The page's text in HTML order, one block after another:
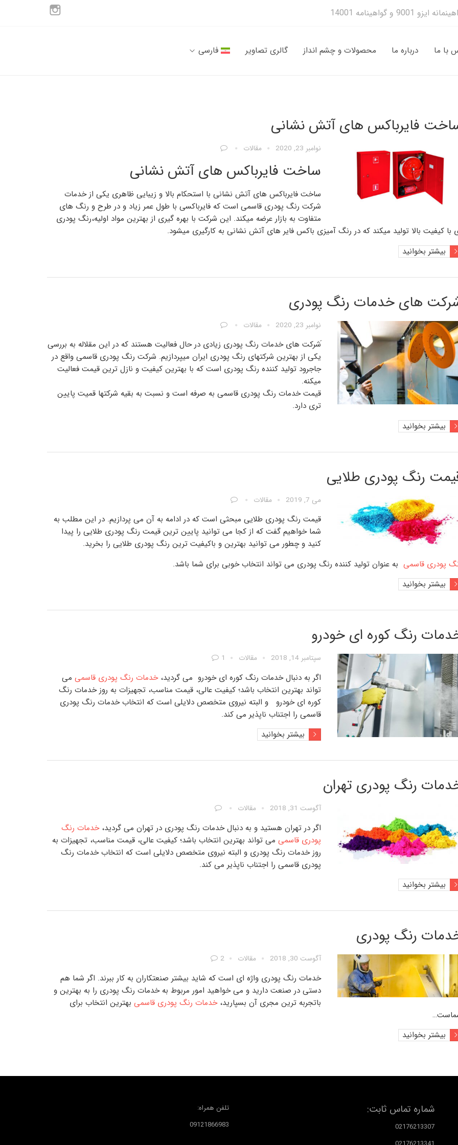
با ما درباره ما محصولات و چشم انداز گالری تصاویر فارسی
فایرباکس های آتش نشانی
نوامبر 23, 2020 مقالات
ساخت فایرباکس های آتش نشانی
ساخت فایرباکس های آتش نشانی با استحکام بالا و زیبایی ظاهری یکی از خدمات
شرکت رنگ پودری قاسمی است که فایرباکسی با طول عمر زیاد و در طرح و رنگ های
متفاوت به بازار عرضه میکند. این شرکت با بهره گیری از بهترین مواد اولیه،رنگ پودری
با کیفیت بالا تولید میکند که در رنگ آمیزی باکس فایر های آتش نشانی به کارگیری میشود.
بیشتر بخوانید
های خدمات رنگ پودری
نوامبر 23, 2020 مقالات
َشرکت های خدمات رنگ پودری زیادی در حال فعالیت هستند که در این مقلاله به بررسی
یکی از بهترین شرکتهای رنگ پودری ایران میپردازیم. شرکت رنگ پودری قاسمی واقع در
جاجرود تولید کننده رنگ پودری است که با بهترین کیفیت و نازل ترین قیمت فعالیت
میکنه.
قیمت خدمات رنگ پودری قاسمی به صرفه است و نسبت به بقیه شرکتها قمیت پایین
تری دارد.
بیشتر بخوانید
رنگ پودری طلایی
می 7, 2019 مقالات
قیمت رنگ پودری طلایی مبحثی است که در ادامه به آن می پردازیم. در این مطلب به
شما خواهیم گفت که از کجا می توانید پایین ترینقیمت رنگ پودری طلایی را پیدا
کنید و چطور می توانید بهترین و باکیفیت ترین رنگ پودری طلایی را بخرید.
پودری قاسمی به عنوان تولید کننده رنگ پودری می تواند انتخاب خوبی برای شما باشد.
بیشتر بخوانید
رنگ کوره ای خودرو
سپتامبر 14, 2018 مقالات 1
اگر به دنبالخدمات رنگ کوره ای خودرو می گردید،خدمات رنگ پودری قاسمی می
تواند بهترین انتخاب باشد؛ کیفیت عالی، قیمت مناسب، تجهیزات به روز خدمات رنگ
کوره ای خودرو
و البته نیروی متخصص دلایلی است که انتخابخدمات رنگ پودری
قاسمی را اجتناب ناپذیر می کند.
بیشتر بخوانید
رنگ پودری تهران
آگوست 31, 2018 مقالات
اگر در تهران هستید و به دنبالخدمات رنگ پودری در تهران می گردید،خدمات رنگ
پودری قاسمی می تواند بهترین انتخاب باشد؛ کیفیت عالی، قیمت مناسب، تجهیزات به
روز خدمات رنگ پودری و البته نیروی متخصص دلایلی است که انتخابخدمات رنگ
پودری قاسمی را اجتناب ناپذیر می کند.
بیشتر بخوانید
رنگ پودری
آگوست 30, 2018 مقالات 2
خدمات رنگ پودری واژه ای است که شاید بیشتر صنعتکاران به کار ببرند. اگر شما هم
دستی در صنعت دارید و می خواهید امور مربوط بهخدمات رنگ پودری را به بهترین و
باتجربه ترین مجری آن بسپارید،خدمات رنگ پودری قاسمی بهترین انتخاب برای
بیشتر بخوانید
شماره تماس ثابت:
02176213307
تلفن همراه:
09121866983